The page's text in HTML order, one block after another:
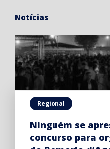
Notícias
Regional
Ninguém se
concurso para